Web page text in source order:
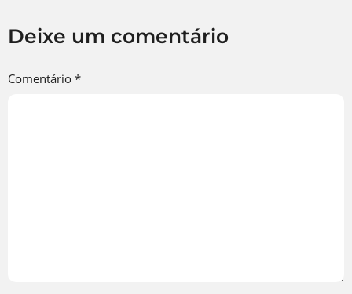
Deixe um comentário
Comentário *